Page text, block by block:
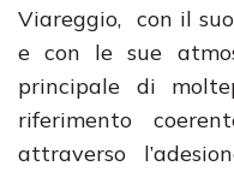
Viareggio, con il
e con le sue
principale di
riferimento
attraverso